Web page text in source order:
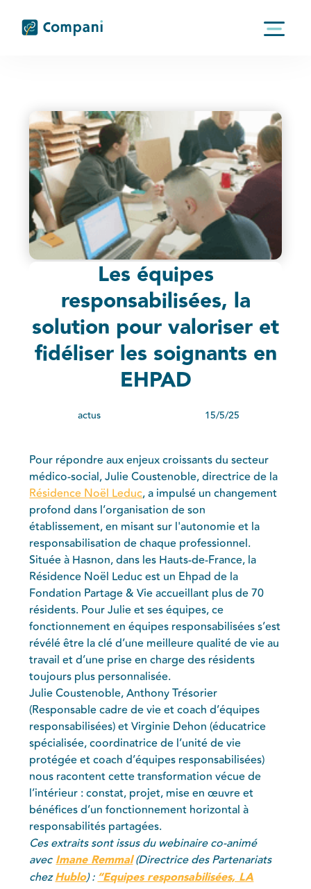
Les équipes
responsabilisées, la
solution pour valoriser et
fidéliser les soignants en
EHPAD
actus 15/5/25
Pour répondre aux enjeux croissants du secteur
médico-social, Julie Coustenoble, directrice de la
Résidence Noël Leduc, a impulsé un changement
profond dans l’organisation de son
établissement, en misant sur l'autonomie et la
responsabilisation de chaque professionnel.
Située à Hasnon, dans les Hauts-de-France, la
Résidence Noël Leduc est un Ehpad de la
Fondation Partage & Vie accueillant plus de 70
résidents. Pour Julie et ses équipes, ce
fonctionnement en équipes responsabilisées s’est
révélé être la clé d’une meilleure qualité de vie au
travail et d’une prise en charge des résidents
toujours plus personnalisée.
Julie Coustenoble, Anthony Trésorier
(Responsable cadre de vie et coach d’équipes
responsabilisées) et Virginie Dehon (éducatrice
spécialisée, coordinatrice de l’unité de vie
protégée et coach d’équipes responsabilisées)
nous racontent cette transformation vécue de
l’intérieur : constat, projet, mise en œuvre et
bénéfices d’un fonctionnement horizontal à
responsabilités partagées.
Ces extraits sont issus du webinaire co-animé
avec Imane Remmal(Directrice des Partenariats
chezHublo) :“Equipes responsabilisées, LA